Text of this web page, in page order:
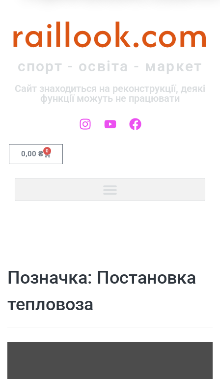
raillook.com
спорт - освіта - маркет
Сайт знаходиться на реконструкції, деякі
функції можуть не працювати
0,00 ₴ 0
Позначка: Постановка
тепловоза